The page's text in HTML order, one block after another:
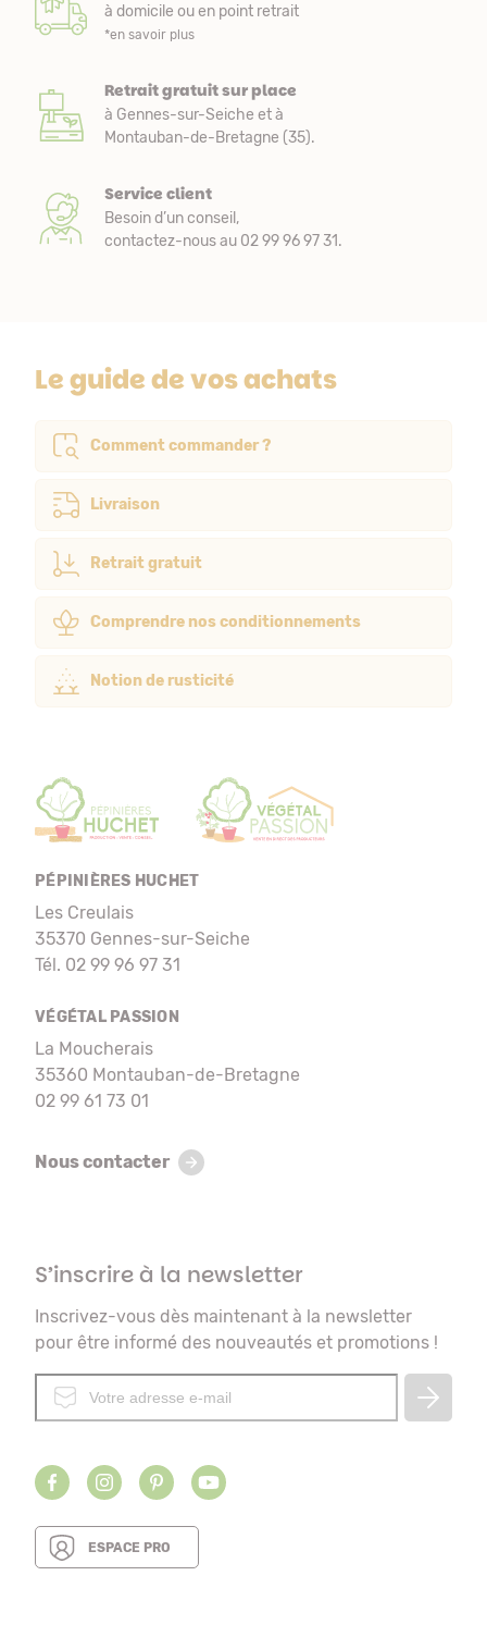
à domicile ou en point retrait
*en savoir plus
Retrait gratuit sur place
à Gennes-sur-Seiche et à
Montauban-de-Bretagne (35).
Service client
Besoin d’un conseil,
contactez-nous au 02 99 96 97 31.
Le guide de vos achats
Comment commander ?
Livraison
Retrait gratuit
Comprendre nos conditionnements
Notion de rusticité
PÉPINIÈRES HUCHET
Les Creulais
35370 Gennes-sur-Seiche
Tél. 02 99 96 97 31
VÉGÉTAL PASSION
La Moucherais
35360 Montauban-de-Bretagne
02 99 61 73 01
Nous contacter
S’inscrire à la newsletter
Inscrivez-vous dès maintenant à la newsletter
pour être informé des nouveautés et promotions !
ESPACE PRO